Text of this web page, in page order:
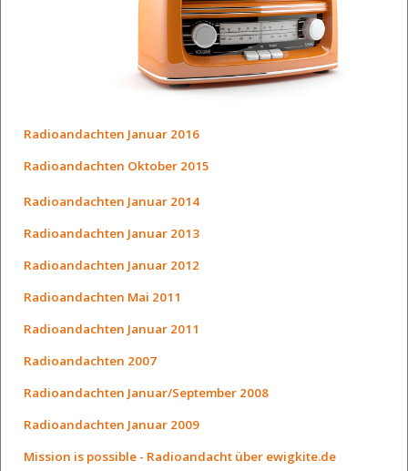
Radioandachten Januar 2016
Radioandachten Oktober 2015
Radioandachten Januar 2014
Radioandachten Januar 2013
Radioandachten Januar 2012
Radioandachten Mai 2011
Radioandachten Januar 2011
Radioandachten 2007
Radioandachten Januar/September 2008
Radioandachten Januar 2009
Mission is possible - Radioandacht über ewigkite.de